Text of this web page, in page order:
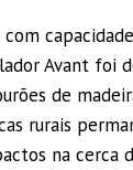
Avant foi
de
rurais
na cerca